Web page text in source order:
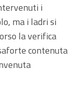
i
ma i ladri si
la verifica
contenuta